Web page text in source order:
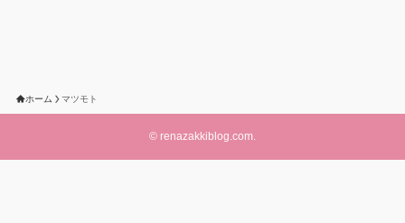
ホーム マツモト
© renazakkiblog.com.